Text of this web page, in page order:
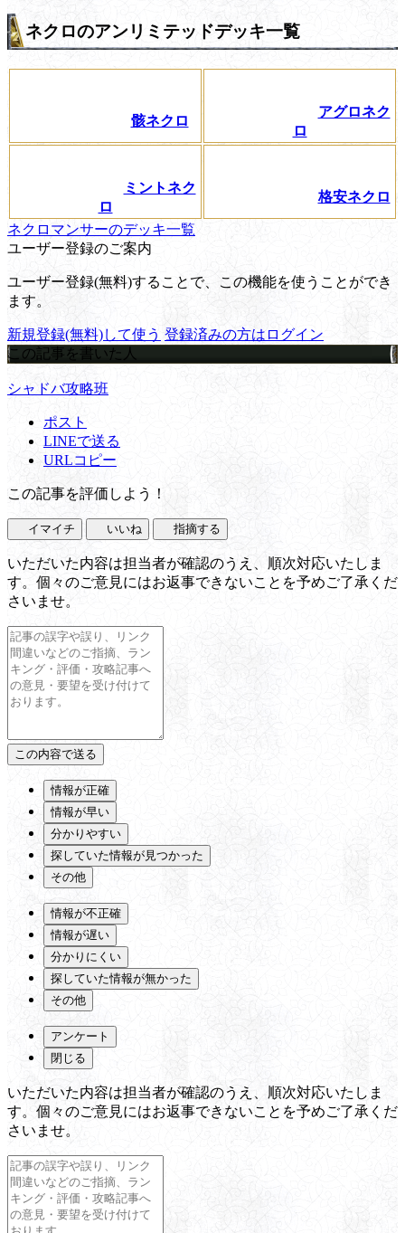
ネクロのアンリミテッドデッキ一覧
骸ネクロ
アグロネク
ロ
ミントネク
ロ
格安ネクロ
ネクロマンサーのデッキ一覧
ユーザー登録のご案内
ユーザー登録(無料)することで、この機能を使うことができ
ます。
新規登録(無料)して使う 登録済みの方はログイン
この記事を書いた人
シャドバ攻略班
ポスト
LINEで送る
URLコピー
この記事を評価しよう！
イマイチ いいね 指摘する
いただいた内容は担当者が確認のうえ、順次対応いたしま
す。個々のご意見にはお返事できないことを予めご了承くだ
さいませ。
情報が正確
情報が早い
分かりやすい
探していた情報が見つかった
その他
情報が不正確
情報が遅い
分かりにくい
探していた情報が無かった
その他
アンケート
閉じる
いただいた内容は担当者が確認のうえ、順次対応いたしま
す。個々のご意見にはお返事できないことを予めご了承くだ
さいませ。